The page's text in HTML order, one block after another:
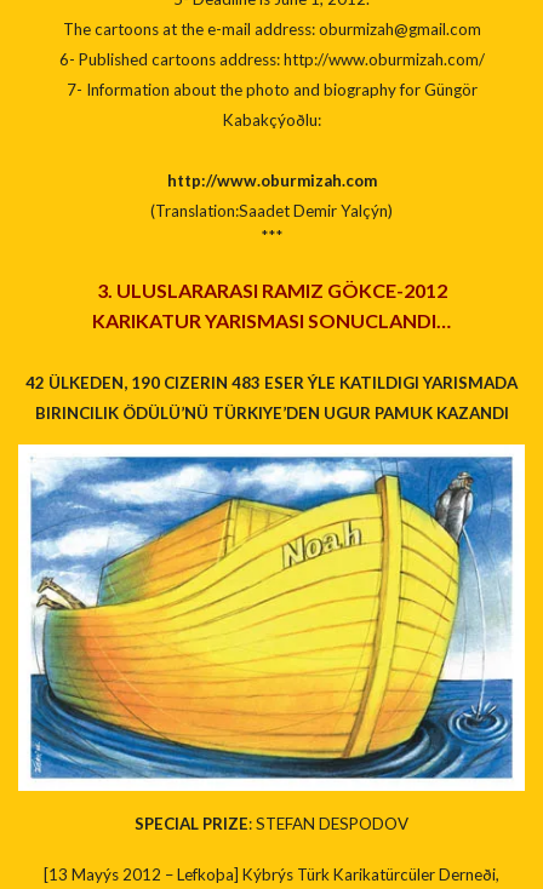
The cartoons at the e-mail address: oburmizah@gmail.com
6- Published cartoons address: http://www.oburmizah.com/
7- Information about the photo and biography for Güngör
Kabakçýoðlu:
http://www.oburmizah.com
(Translation:Saadet Demir Yalçýn)
***
3. ULUSLARARASI RAMIZ GÖKCE-2012
KARIKATUR YARISMASI SONUCLANDI…
42 ÜLKEDEN, 190 CIZERIN 483 ESER ÝLE KATILDIGI YARISMADA
BIRINCILIK ÖDÜLÜ’NÜ TÜRKIYE’DEN UGUR PAMUK KAZANDI
SPECIAL PRIZE: STEFAN DESPODOV
[13 Mayýs 2012 – Lefkoþa] Kýbrýs Türk Karikatürcüler Derneði,